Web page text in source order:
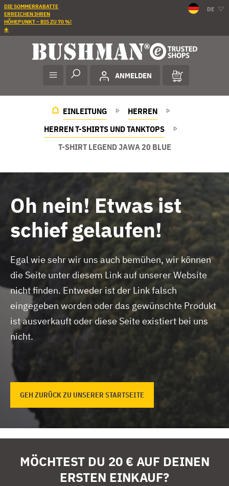
DIE SOMMERRABATTE
ERREICHEN IHREN
HÖHEPUNKT – BIS ZU 70 %!
☀️
DE
ANMELDEN
EINLEITUNG
HERREN
HERREN T-SHIRTS UND TANKTOPS
T-SHIRT LEGEND JAWA 20 BLUE
Oh nein! Etwas ist
schief gelaufen!
Egal wie sehr wir uns auch bemühen, wir können
die Seite unter diesem Link auf unserer Website
nicht finden. Entweder ist der Link falsch
eingegeben worden oder das gewünschte Produkt
ist ausverkauft oder diese Seite existiert bei uns
nicht.
GEH ZURÜCK ZU UNSERER STARTSEITE
MÖCHTEST DU 20 € AUF DEINEN
ERSTEN EINKAUF?